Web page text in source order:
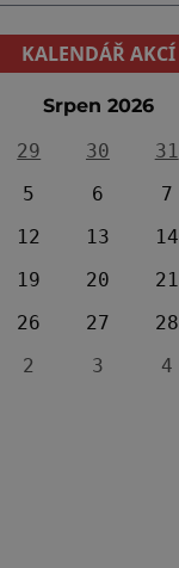
KALENDÁŘ AKCÍ
Srpen 2026
29 30 31
5 6 7
12 13 14
19 20 21
26 27 28
2 3 4